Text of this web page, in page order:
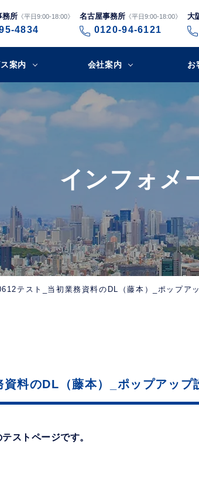
務所《平日9:00-18:00》
4834
名古屋事務所《平日9:00-18:00》
0120-94-6121
大
案内 会社案内 お
インフォメ
テスト_当初業務資料のDL（藤本）_ポップア
料のDL（藤本）_ポップアップ
ストページです。